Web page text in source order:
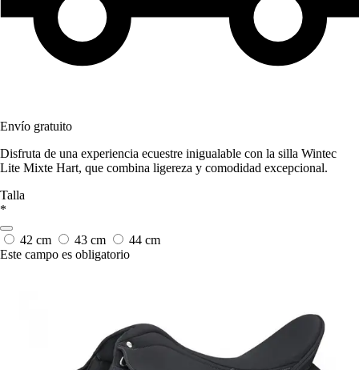
Envío gratuito
Disfruta de una experiencia ecuestre inigualable con la silla Wintec
Lite Mixte Hart, que combina ligereza y comodidad excepcional.
Talla
*
42 cm 43 cm
44 cm
Este campo es obligatorio